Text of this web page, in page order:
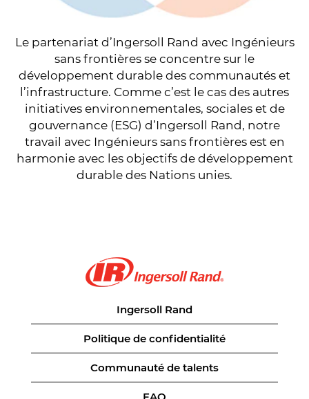
Le partenariat d’Ingersoll Rand avec Ingénieurs
sans frontières se concentre sur le
développement durable des communautés et
l’infrastructure. Comme c’est le cas des autres
initiatives environnementales, sociales et de
gouvernance (ESG) d’Ingersoll Rand, notre
travail avec Ingénieurs sans frontières est en
harmonie avec les objectifs de développement
durable des Nations unies.
Ingersoll Rand
Politique de confidentialité
Communauté de talents